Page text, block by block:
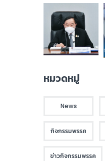
หมวดหมู่
News
กิจกรรมพรรค
ข่าวกิจกรรมพรรค